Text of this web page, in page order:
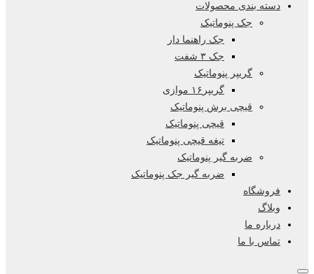
دسته بندی محصولات
جک پنوماتیک
جک راهنما دار
جک ۳ شفت
گریپر پنوماتیک
گریپر۱۶ موازی
قیچی برش پنوماتیک
قیچی پنوماتیک
تیغه قیچی پنوماتیک
ضربه گیر پنوماتیک
ضربه گیر جک پنوماتیک
فروشگاه
وبلاگ
درباره ما
تماس با ما